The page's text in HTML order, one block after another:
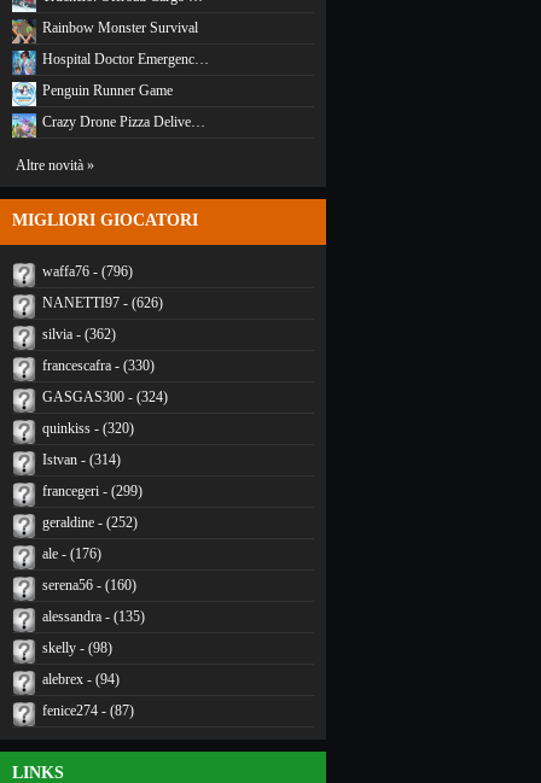
Rainbow Monster Survival
Hospital Doctor Emergenc…
Penguin Runner Game
Crazy Drone Pizza Delive…
Altre novità »
MIGLIORI GIOCATORI
waffa76 - (796)
NANETTI97 - (626)
silvia - (362)
francescafra - (330)
GASGAS300 - (324)
quinkiss - (320)
Istvan - (314)
francegeri - (299)
geraldine - (252)
ale - (176)
serena56 - (160)
alessandra - (135)
skelly - (98)
alebrex - (94)
fenice274 - (87)
LINKS